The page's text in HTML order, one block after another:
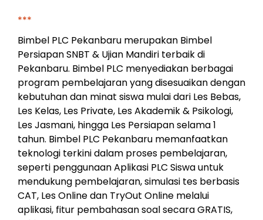
***
Bimbel PLC Pekanbaru merupakan Bimbel
Persiapan SNBT & Ujian Mandiri terbaik di
Pekanbaru. Bimbel PLC menyediakan berbagai
program pembelajaran yang disesuaikan dengan
kebutuhan dan minat siswa mulai dari Les Bebas,
Les Kelas, Les Private, Les Akademik & Psikologi,
Les Jasmani, hingga Les Persiapan selama 1
tahun. Bimbel PLC Pekanbaru memanfaatkan
teknologi terkini dalam proses pembelajaran,
seperti penggunaan Aplikasi PLC Siswa untuk
mendukung pembelajaran, simulasi tes berbasis
CAT, Les Online dan TryOut Online melalui
aplikasi, fitur pembahasan soal secara GRATIS,